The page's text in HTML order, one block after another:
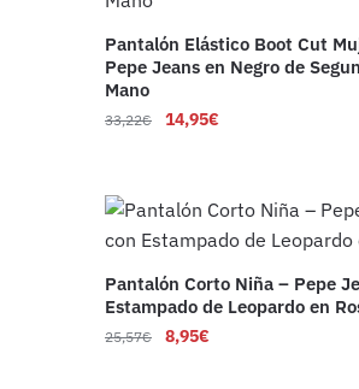
Pantalón Elástico Boot Cut
Pepe Jeans en Negro de
Mano
33,22€ 14,95€
Pantalón Corto Niña – Pepe
Estampado de Leopardo en
25,57€ 8,95€